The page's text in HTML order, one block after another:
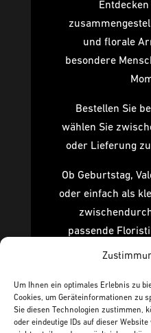
Um Ihnen ein optimales Erlebnis zu
Cookies, um Geräteinformationen zu
Sie diesen Technologien zustimmen,
oder eindeutige IDs auf dieser
und florale
besondere
Bestellen Sie
wählen Sie
oder Lieferung
Ob Geburtstag,
oder einfach als
passende
Ergänzen Sie
von Sheyn,